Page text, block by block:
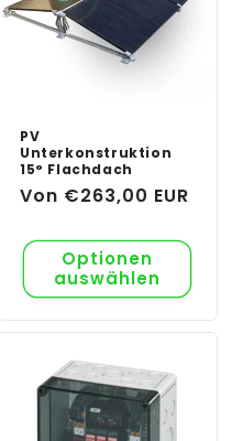
PV
Unterkonstruktion
15° Flachdach
Normaler
Von €263,00 EUR
Optionen
auswählen